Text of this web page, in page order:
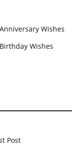
Wishes
Wishes
Post